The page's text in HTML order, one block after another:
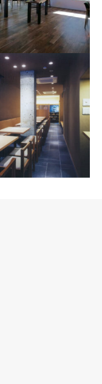
HAJIME
山梨県北杜市